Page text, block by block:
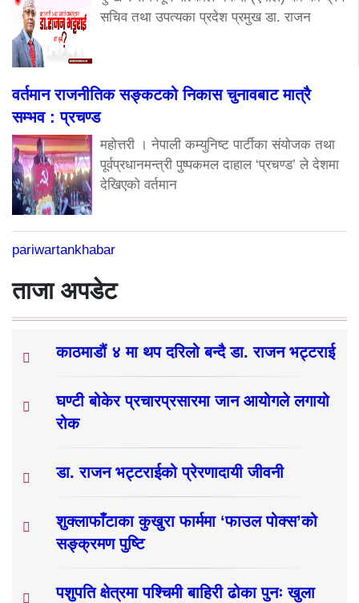
सचिव तथा उपत्यका प्रदेश प्रमुख डा. राजन
वर्तमान राजनीतिक सङ्कटको निकास चुनावबाट मात्रै
सम्भव : प्रचण्ड
महोत्तरी । नेपाली कम्युनिष्ट पार्टीका संयोजक तथा
पूर्वप्रधानमन्त्री पुष्पकमल दाहाल ‘प्रचण्ड’ ले देशमा
देखिएको वर्तमान
pariwartankhabar
ताजा अपडेट
काठमाडौं ४ मा थप दरिलो बन्दै डा. राजन भट्टराई
घण्टी बोकेर प्रचारप्रसारमा जान आयोगले लगायो
रोक
डा. राजन भट्टराईको प्रेरणादायी जीवनी
शुक्लाफाँटाका कुखुरा फार्ममा ‘फाउल पोक्स’को
सङ्क्रमण पुष्टि
पशुपति क्षेत्रमा पश्चिमी बाहिरी ढोका पुनः खुला